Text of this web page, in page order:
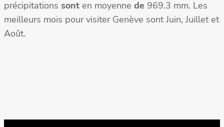
précipitations sont en moyenne de 969.3 mm. Les
meilleurs mois pour visiter Genève sont Juin, Juillet et
Août.